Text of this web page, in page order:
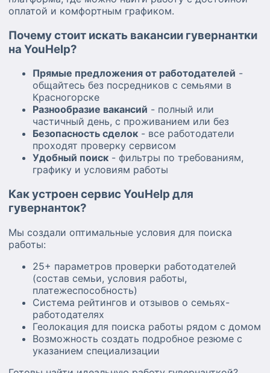
зависимости от опыта и объема задач. -
Испытательный срок 1 неделя. -
Преимуществом будет наличие водительских
прав и автомобиля для поездок с ребенком.
Ждем активных, ответственных и любящих
детей кандидатов!
оплатой и комфортным графиком.
Почему стоит искать вакансии гувернантки
на YouHelp?
Прямые предложения от работодателей -
общайтесь без посредников с семьями в
Красногорске
Разнообразие вакансий - полный или
частичный день, с проживанием или без
Безопасность сделок - все работодатели
проходят проверку сервисом
Удобный поиск - фильтры по требованиям,
графику и условиям работы
Как устроен сервис YouHelp для
гувернанток?
Мы создали оптимальные условия для поиска
работы:
25+ параметров проверки работодателей
(состав семьи, условия работы,
платежеспособность)
Система рейтингов и отзывов о семьях-
работодателях
Геолокация для поиска работы рядом с домом
Возможность создать подробное резюме с
указанием специализации